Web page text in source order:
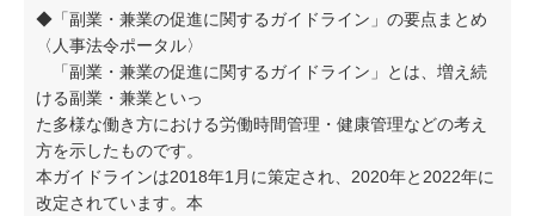
◆「副業・兼業の促進に関するガイドライン」の要点まとめ
〈人事法令ポータル〉
「副業・兼業の促進に関するガイドライン」とは、増え続
ける副業・兼業といっ
た多様な働き方における労働時間管理・健康管理などの考え
方を示したものです。
本ガイドラインは2018年1月に策定され、2020年と2022年に
改定されています。本